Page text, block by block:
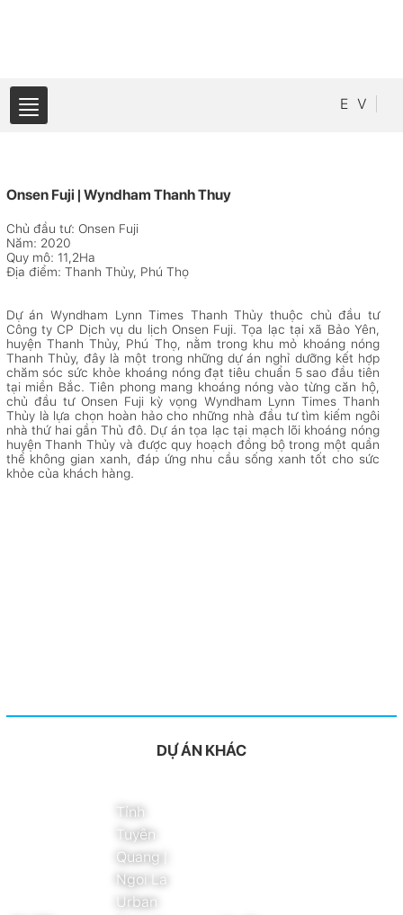
E V
Onsen Fuji | Wyndham Thanh Thuy
Chủ đầu tư: Onsen Fuji
Năm: 2020
Quy mô: 11,2Ha
Địa điểm: Thanh Thủy, Phú Thọ
Dự án Wyndham Lynn Times Thanh Thủy thuộc chủ đầu tư
Công ty CP Dịch vụ du lịch Onsen Fuji. Tọa lạc tại xã Bảo Yên,
huyện Thanh Thủy, Phú Thọ, nằm trong khu mỏ khoáng nóng
Thanh Thủy, đây là một trong những dự án nghỉ dưỡng kết hợp
chăm sóc sức khỏe khoáng nóng đạt tiêu chuẩn 5 sao đầu tiên
tại miền Bắc. Tiên phong mang khoáng nóng vào từng căn hộ,
chủ đầu tư Onsen Fuji kỳ vọng Wyndham Lynn Times Thanh
Thủy là lựa chọn hoàn hảo cho những nhà đầu tư tìm kiếm ngôi
nhà thứ hai gần Thủ đô. Dự án tọa lạc tại mạch lõi khoáng nóng
huyện Thanh Thủy và được quy hoạch đồng bộ trong một quần
thể không gian xanh, đáp ứng nhu cầu sống xanh tốt cho sức
khỏe của khách hàng.
DỰ ÁN KHÁC
Tỉnh
Tuyên
Quang |
Ngoi La
Urban